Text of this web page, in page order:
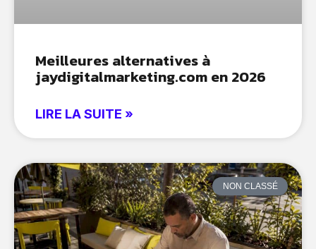
Meilleures alternatives à
jaydigitalmarketing.com en 2026
LIRE LA SUITE »
NON CLASSÉ